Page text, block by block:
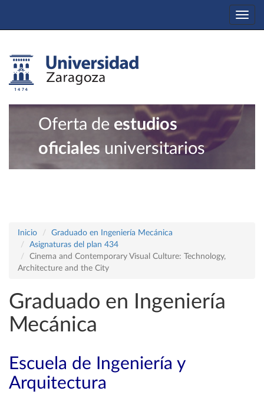
Oferta de estudios
oficiales universitarios
Inicio
Graduado en Ingeniería Mecánica
Asignaturas del plan 434
Cinema and Contemporary Visual Culture: Technology,
Architecture and the City
Graduado en Ingeniería
Mecánica
Escuela de Ingeniería y
Arquitectura